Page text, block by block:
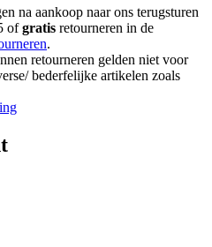
na aankoop naar ons terugsturen
ofgratis retourneren in de
.
retourneren gelden niet voor
bederfelijke artikelen zoals